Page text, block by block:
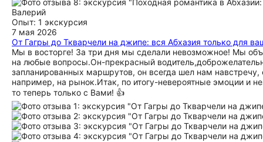
Валерий
Опыт: 1 экскурсия
7 мая 2026
От Гагры до Ткварчели на джипе: вся Абхазия только для
Мы в восторге! За три дня мы сделали невозможное! Мы
на любые вопросы.Он-прекрасный
запланированных маршрутов, он всегда шел нам
например, на рынок.Итак, по итогу-невероятные эмоции и
то теперь только с Вами! 👍